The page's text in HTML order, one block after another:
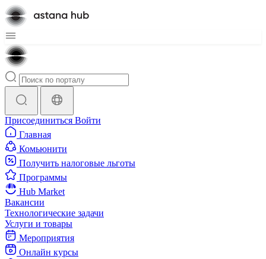
Присоединиться Войти
Главная
Комьюнити
Получить налоговые льготы
Программы
Hub Market
Вакансии
Технологические задачи
Услуги и товары
Мероприятия
Онлайн курсы